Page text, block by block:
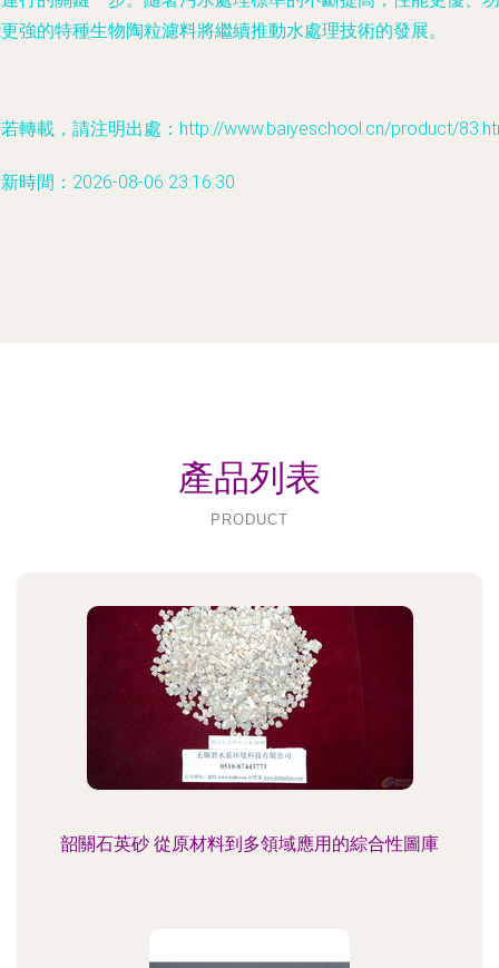
強的特種生物陶粒濾料將繼續推動水處理技術的發展。
轉載，請注明出處：http://www.baiyeschool.cn/product/
時間：2026-08-06 23:16:30
產品列表
PRODUCT
韶關石英砂 從原材料到多領域應用的綜合性圖庫